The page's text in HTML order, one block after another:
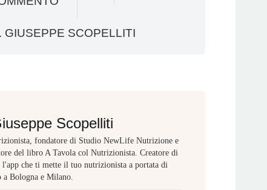
GIUSEPPE SCOPELLITI
Scopelliti
fondatore di Studio NewLife Nutrizione e
del libro A Tavola col Nutrizionista. Creatore di
che ti mette il tuo nutrizionista a portata di
Bologna e Milano.